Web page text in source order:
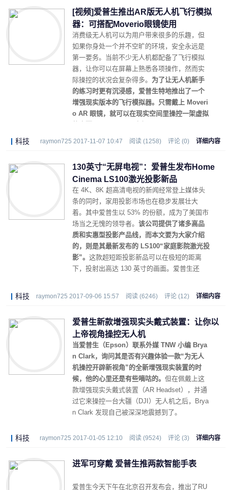
[视频]爱普生推出AR版无人机飞行模拟
器：可搭配Moverio眼镜使用
消费级无人机可以为用户带来很多的乐趣，但
如果你身处一个并不空旷的环境，安全永远是
第一要务。当前不少无人机都配备了飞行模拟
器，让你可以在屏幕上熟悉各项操作，然而实
际操控的状况会复杂得多。 为了让无人机新手
的练习时更有沉浸感，爱普生特地推出了一个
增强现实版本的飞行模拟器。只需戴上 Moveri
o AR 眼镜，就可以在现实空间里操控一架虚拟
科技 raymon725 2017-11-07 10:47 阅读 (1258) 评论 (0) 详细内容
130英寸“无屏电视”：爱普生发布Home
Cinema LS100激光投影新品
在 4K、8K 超高清电视的新闻经常登上媒体头
条的同时，家用投影市场也在稳步发展壮大
着。其中爱普生以 53% 的份额，成为了美国市
场当之无愧的领导者。 该公司提供了诸多高品
质和实惠型投影产品线，而本文要为大家介绍
的，则是其最新发布的 LS100“家庭影院激光投
影”。 这款超短距投影新品可以在极短的距离
下，投射出高达 130 英寸的画面。爱普生还
科技 raymon725 2017-09-06 15:57 阅读 (6246) 评论 (12) 详细内容
爱普生新款增强现实头戴式装置：让你以
上帝视角操控无人机
当爱普生（Epson）联系外媒 TNW 小编 Brya
n Clark，询问其是否有兴趣体验一款“为无人
机操控开辟新视角”的全新增强现实装置的时
候，他的心里还是有些嘀咕的。 但在佩戴上这
款增强现实头戴式装置（AR Headset），并通
过它来操控一台大疆（DJI）无人机之后，Brya
n Clark 发现自己被深深地震撼到了。
科技 raymon725 2017-01-05 12:10 阅读 (9524) 评论 (3) 详细内容
进军可穿戴 爱普生推两款智能手表
爱普生今天下午在北京召开发布会，推出了RU